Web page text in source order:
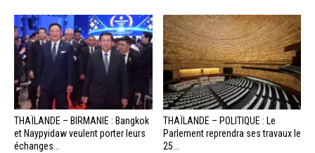
THAÏLANDE – BIRMANIE : Bangkok
et Naypyidaw veulent porter leurs
échanges...
THAÏLANDE – POLITIQUE : Le
Parlement reprendra ses travaux le
25...